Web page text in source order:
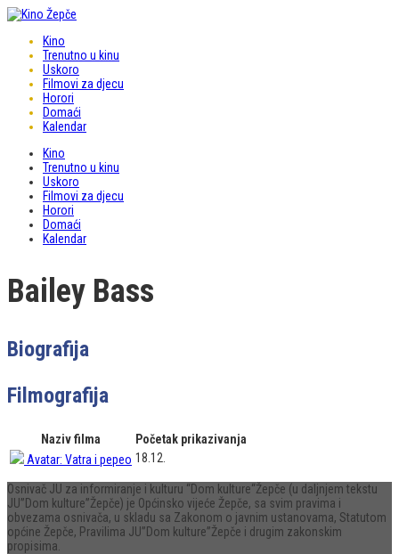
Kino
Trenutno u kinu
Uskoro
Filmovi za djecu
Horori
Domaći
Kalendar
Kino
Trenutno u kinu
Uskoro
Filmovi za djecu
Horori
Domaći
Kalendar
Bailey Bass
Biografija
Filmografija
Naziv filma
Početak prikazivanja
Avatar: Vatra i pepeo 18.12.
Osnivač JU za informiranje i kulturu “Dom kulture“Žepče (u daljnjem tekstu
JU”Dom kulture”Žepče) je Općinsko vijeće Žepče, sa svim pravima i
obvezama osnivača, u skladu sa Zakonom o javnim ustanovama, Statutom
općine Žepče, Pravilima JU”Dom kulture”Žepče i drugim zakonskim
propisima.